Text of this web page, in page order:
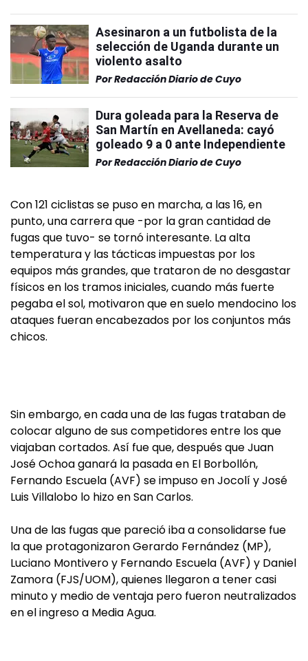
Asesinaron a un futbolista de la
selección de Uganda durante un
violento asalto
PorRedacción Diario de Cuyo
Dura goleada para la Reserva de
San Martín en Avellaneda: cayó
goleado 9 a 0 ante Independiente
PorRedacción Diario de Cuyo
Con 121 ciclistas se puso en marcha, a las 16, en
punto, una carrera que -por la gran cantidad de
fugas que tuvo- se tornó interesante. La alta
temperatura y las tácticas impuestas por los
equipos más grandes, que trataron de no desgastar
físicos en los tramos iniciales, cuando más fuerte
pegaba el sol, motivaron que en suelo mendocino los
ataques fueran encabezados por los conjuntos más
chicos.
Sin embargo, en cada una de las fugas trataban de
colocar alguno de sus competidores entre los que
viajaban cortados. Así fue que, después que Juan
José Ochoa ganará la pasada en El Borbollón,
Fernando Escuela (AVF) se impuso en Jocolí y José
Luis Villalobo lo hizo en San Carlos.
Una de las fugas que pareció iba a consolidarse fue
la que protagonizaron Gerardo Fernández (MP),
Luciano Montivero y Fernando Escuela (AVF) y Daniel
Zamora (FJS/UOM), quienes llegaron a tener casi
minuto y medio de ventaja pero fueron neutralizados
en el ingreso a Media Agua.